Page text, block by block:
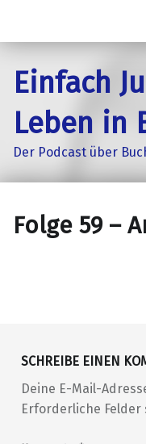
Einfach
Leben in
Der Podcast über
Folge 59 –
SCHREIBE EINEN
Deine E-Mail-
Erforderliche Felder